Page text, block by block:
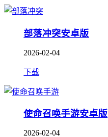
部落冲突安卓版
2026-02-04
下载
使命召唤手游安卓版
2026-02-04